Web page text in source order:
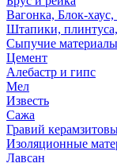
Вагонка, Блок-
Штапики, плинтуса,
Сыпучие материалы
Цемент
Алебастр и гипс
Мел
Известь
Сажа
Гравий
Изоляционные
Лавсан